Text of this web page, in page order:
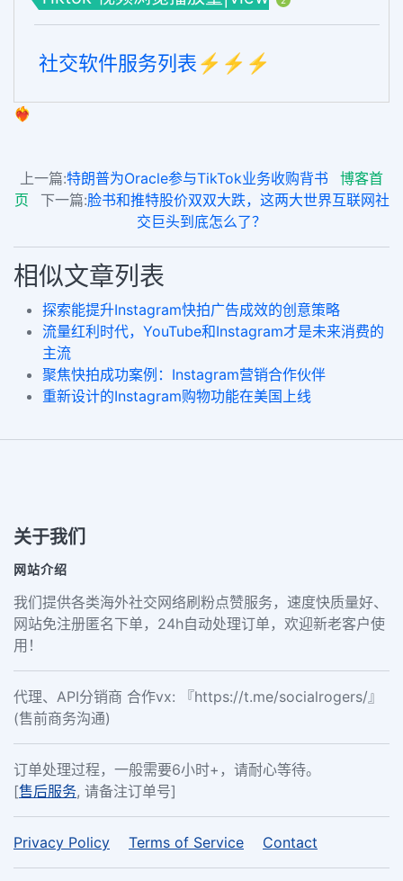
社交软件服务列表⚡️⚡️⚡️
❤️‍🔥
上一篇:特朗普为Oracle参与TikTok业务收购背书
博客首
页
下一篇:脸书和推特股价双双大跌，这两大世界互联网社
交巨头到底怎么了？
相似文章列表
探索能提升Instagram快拍广告成效的创意策略
流量红利时代，YouTube和Instagram才是未来消费的
主流
聚焦快拍成功案例：Instagram营销合作伙伴
重新设计的Instagram购物功能在美国上线
关于我们
网站介绍
我们提供各类海外社交网络刷粉点赞服务，速度快质量好、
网站免注册匿名下单，24h自动处理订单，欢迎新老客户使
用！
代理、API分销商 合作vx: 『https://t.me/socialrogers/』
(售前商务沟通)
订单处理过程，一般需要6小时+，请耐心等待。
[售后服务, 请备注订单号]
Privacy Policy Terms of Service Contact